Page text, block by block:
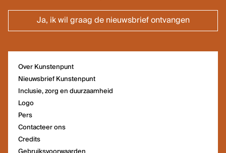
Ja, ik wil graag de nieuwsbrief ontvangen
Over Kunstenpunt
Nieuwsbrief Kunstenpunt
Inclusie, zorg en duurzaamheid
Logo
Pers
Contacteer ons
Credits